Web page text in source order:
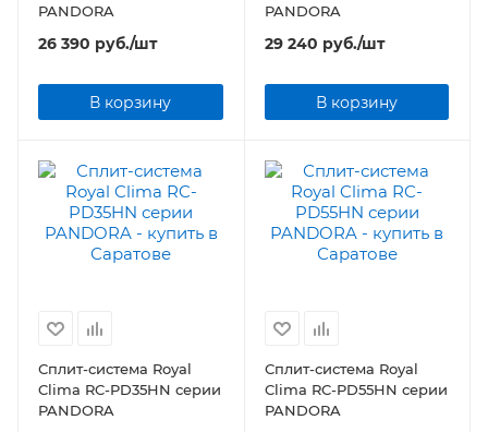
PANDORA
26 390 руб./шт
В корзину
PANDORA
29 240 руб./шт
В корзину
Сплит-система Royal
Clima RC-PD35HN серии
PANDORA
Сплит-система Royal
Clima RC-PD55HN серии
PANDORA